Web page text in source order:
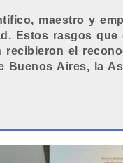
maestro y
Estos rasgos que
recibieron el
Buenos Aires, la